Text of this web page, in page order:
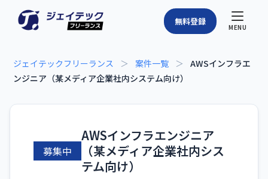
MENU
無料登録
ジェイテックフリーランス ＞ 案件一覧 ＞
AWSインフラエ
ンジニア（某メディア企業社内システム向け）
募集中
AWSインフラエンジニア
（某メディア企業社内シス
テム向け）